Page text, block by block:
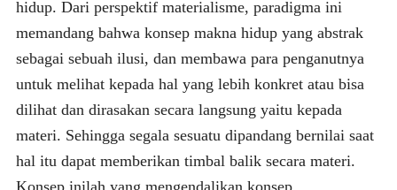
hidup. Dari perspektif materialisme, paradigma ini
memandang bahwa konsep makna hidup yang abstrak
sebagai sebuah ilusi, dan membawa para penganutnya
untuk melihat kepada hal yang lebih konkret atau bisa
dilihat dan dirasakan secara langsung yaitu kepada
materi. Sehingga segala sesuatu dipandang bernilai saat
hal itu dapat memberikan timbal balik secara materi.
Konsep inilah yang mengendalikan konsep